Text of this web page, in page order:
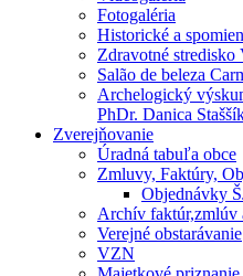
Fotogaléria
Historické a
Zdravotné stredisko
Salão de beleza
Archelogický
PhDr. Danica
Zverejňovanie
Úradná tabuľa obce
Zmluvy, Faktúry,
Objednávky
Archív faktúr,zmlúv
Verejné obstarávanie
VZN